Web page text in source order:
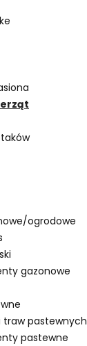
ogrodowe
gazonowe
traw pastewnych
pastewne